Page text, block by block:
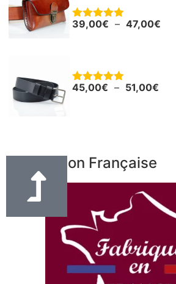
Note5.00
39,00€ – 47,00€
Note5.00
45,00€ – 51,00€
Fabrication Française